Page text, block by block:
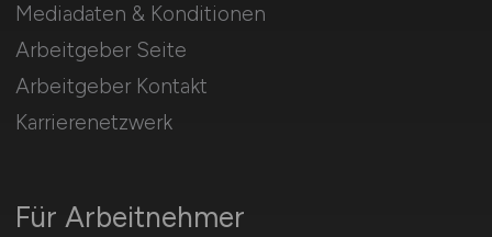
Für Arbeitnehmer
Mediadaten & Konditionen
Arbeitgeber Seite
Arbeitgeber Kontakt
Karrierenetzwerk